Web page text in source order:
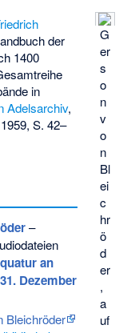
G
er
s
o
n
v
o
n
Bl
ei
c
hr
ö
d
er
,
a
uf
der
1400
in
Adelsarchiv,
S. 42–
–
an
Dezember
Bleichröder